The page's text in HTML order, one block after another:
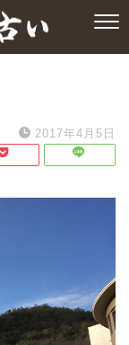
2017年4月5日